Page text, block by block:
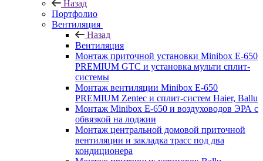
Назад
Портфолио
Вентиляция
Назад
Вентиляция
Монтаж приточной установки Minibox E-650
PREMIUM GTC и установка мульти сплит-
системы
Монтаж вентиляции Minibox E-650
PREMIUM Zentec и сплит-систем Haier, Ballu
Монтаж Minibox E-650 и воздуховодов ЭРА с
обвязкой на лоджии
Монтаж центральной домовой приточной
вентиляции и закладка трасс под два
кондиционера